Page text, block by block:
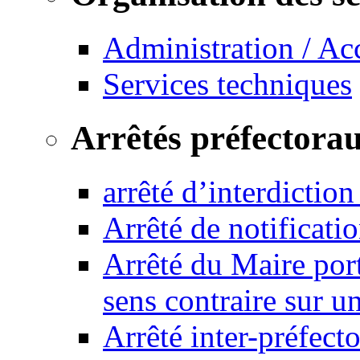
Administration /
Services techniques
Arrêtés
arrêté
Arrêté de
Arrêté du Maire
sens contraire sur
Arrêté inter-